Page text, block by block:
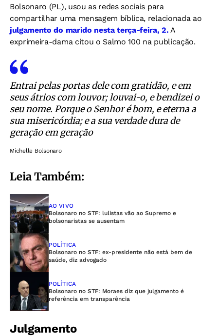
Bolsonaro (PL), usou as redes sociais para
compartilhar uma mensagem bíblica, relacionada ao
julgamento do marido nesta terça-feira, 2. A
exprimeira-dama citou o Salmo 100 na publicação.
Entrai pelas portas dele com gratidão, e em
seus átrios com louvor; louvai-o, e bendizei o
seu nome. Porque o Senhor é bom, e eterna a
sua misericórdia; e a sua verdade dura de
geração em geração
Michelle Bolsonaro
Leia Também:
AO VIVO
Bolsonaro no STF: lulistas vão ao Supremo e
bolsonaristas se ausentam
POLÍTICA
Bolsonaro no STF: ex-presidente não está bem de
saúde, diz advogado
POLÍTICA
Bolsonaro no STF: Moraes diz que julgamento é
referência em transparência
Julgamento